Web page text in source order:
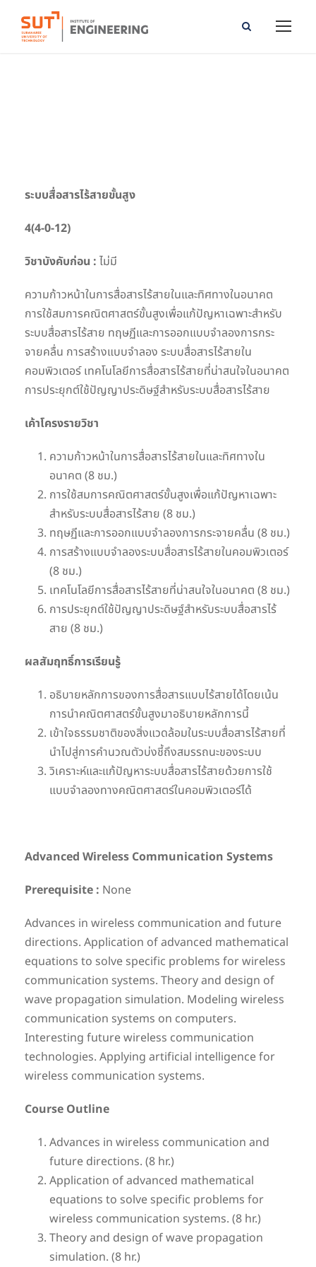
ระบบสื่อสารไร้สายขั้นสูง
4(4-0-12)
วิชาบังคับก่อน : ไม่มี
ความก้าวหน้าในการสื่อสารไร้สายในและทิศทางในอนาคต
การใช้สมการคณิตศาสตร์ขั้นสูงเพื่อแก้ปัญหาเฉพาะสำหรับ
ระบบสื่อสารไร้สาย ทฤษฏีและการออกแบบจำลองการกระ
จายคลื่น การสร้างแบบจำลอง ระบบสื่อสารไร้สายใน
คอมพิวเตอร์ เทคโนโลยีการสื่อสารไร้สายที่น่าสนใจในอนาคต
การประยุกต์ใช้ปัญญาประดิษฐ์สำหรับระบบสื่อสารไร้สาย
เค้าโครงรายวิชา
ความก้าวหน้าในการสื่อสารไร้สายในและทิศทางใน
อนาคต (8 ชม.)
การใช้สมการคณิตศาสตร์ขั้นสูงเพื่อแก้ปัญหาเฉพาะ
สำหรับระบบสื่อสารไร้สาย (8 ชม.)
ทฤษฏีและการออกแบบจำลองการกระจายคลื่น (8 ชม.)
การสร้างแบบจำลองระบบสื่อสารไร้สายในคอมพิวเตอร์
(8 ชม.)
เทคโนโลยีการสื่อสารไร้สายที่น่าสนใจในอนาคต (8 ชม.)
การประยุกต์ใช้ปัญญาประดิษฐ์สำหรับระบบสื่อสารไร้
สาย (8 ชม.)
ผลสัมฤทธิ์การเรียนรู้
อธิบายหลักการของการสื่อสารแบบไร้สายได้โดยเน้น
การนำคณิตศาสตร์ขั้นสูงมาอธิบายหลักการนี้
เข้าใจธรรมชาติของสิ่งแวดล้อมในระบบสื่อสารไร้สายที่
นำไปสู่การคำนวณตัวบ่งชี้ถึงสมรรถนะของระบบ
วิเคราะห์และแก้ปัญหาระบบสื่อสารไร้สายด้วยการใช้
แบบจำลองทางคณิตศาสตร์ในคอมพิวเตอร์ได้
Advanced Wireless Communication Systems
Prerequisite : None
Advances in wireless communication and future
directions. Application of advanced mathematical
equations to solve specific problems for wireless
communication systems. Theory and design of
wave propagation simulation. Modeling wireless
communication systems on computers.
Interesting future wireless communication
technologies. Applying artificial intelligence for
wireless communication systems.
Course Outline
Advances in wireless communication and
future directions. (8 hr.)
Application of advanced mathematical
equations to solve specific problems for
wireless communication systems. (8 hr.)
Theory and design of wave propagation
simulation. (8 hr.)